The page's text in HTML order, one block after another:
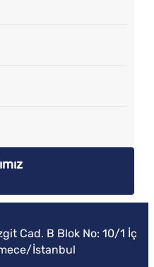
Cad. B Blok No: 10/1 İç
İstanbul